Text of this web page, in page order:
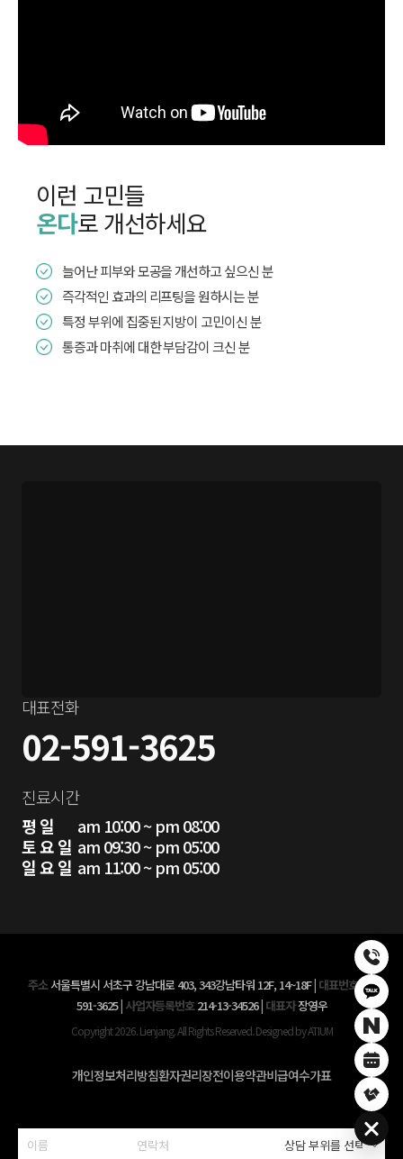
이런 고민들
온다로 개선하세요
늘어난 피부와 모공을 개선하고 싶으신 분
즉각적인 효과의 리프팅을 원하시는 분
특정 부위에 집중된 지방이 고민이신 분
통증과 마취에 대한 부담감이 크신 분
대표전화
02-591-3625
진료시간
평 일
am 10:00 ~ pm 08:00
토 요 일 am 09:30 ~ pm 05:00
일 요 일 am 11:00 ~ pm 05:00
주소서울특별시 서초구 강남대로 403, 343강남타워 12F, 14~18F 대표번호02-
591-3625 사업자등록번호214-13-34526 대표자장영우
Copyright 2026. Lienjang. All Rights Reserved. Designed by ATIUM
개인정보처리방침환자권리장전이용약관비급여수가표